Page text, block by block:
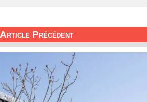
Article Précédent